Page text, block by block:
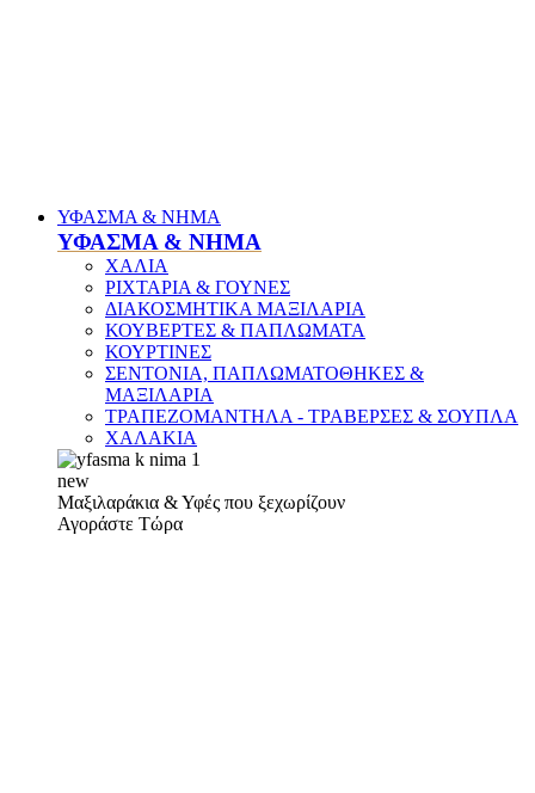
ΥΦΑΣΜΑ & ΝΗΜΑ
ΥΦΑΣΜΑ & ΝΗΜΑ
ΧΑΛΙΑ
ΡΙΧΤΑΡΙΑ & ΓΟΥΝΕΣ
ΔΙΑΚΟΣΜΗΤΙΚΑ ΜΑΞΙΛΑΡΙΑ
ΚΟΥΒΕΡΤΕΣ & ΠΑΠΛΩΜΑΤΑ
ΚΟΥΡΤΙΝΕΣ
ΣΕΝΤΟΝΙΑ, ΠΑΠΛΩΜΑΤΟΘΗΚΕΣ &
ΜΑΞΙΛΑΡΙΑ
ΤΡΑΠΕΖΟΜΑΝΤΗΛΑ - ΤΡΑΒΕΡΣΕΣ & ΣΟΥΠΛΑ
ΧΑΛΑΚΙΑ
new
Μαξιλαράκια & Υφές που ξεχωρίζουν
Αγοράστε Τώρα